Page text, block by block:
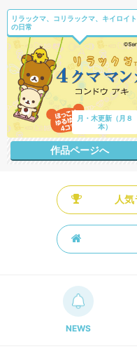
リラックマ、コリラックマ、キイロイト
の日常
月・木更新（月８
本）
作品ページへ
人
NEWS